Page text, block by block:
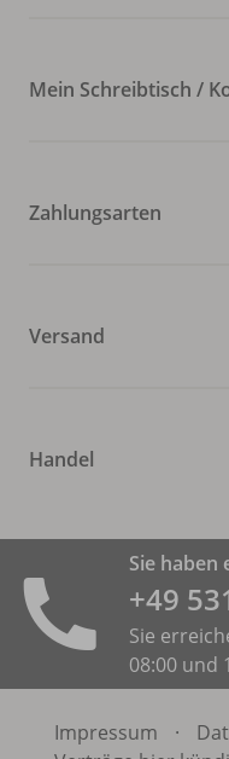
Mein Schreibtisch /
Zahlungsarten
Versand
Handel
Sie haben
+49
Sie
08:00 und
Impressum ·